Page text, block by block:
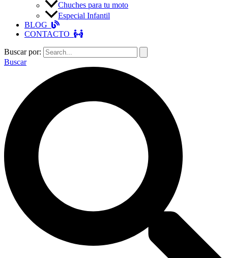
Chuches para tu moto
Especial Infantil
BLOG
CONTACTO
Buscar por:
Buscar